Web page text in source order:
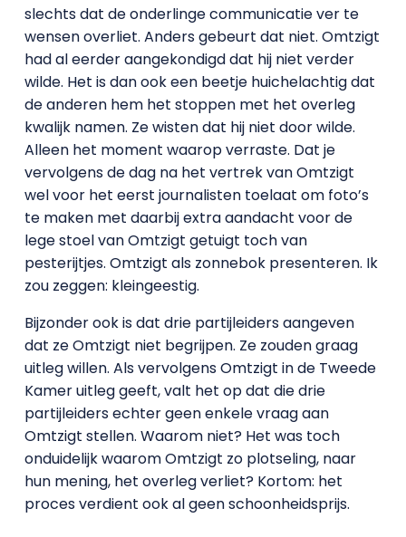
slechts dat de onderlinge communicatie ver te
wensen overliet. Anders gebeurt dat niet. Omtzigt
had al eerder aangekondigd dat hij niet verder
wilde. Het is dan ook een beetje huichelachtig dat
de anderen hem het stoppen met het overleg
kwalijk namen. Ze wisten dat hij niet door wilde.
Alleen het moment waarop verraste. Dat je
vervolgens de dag na het vertrek van Omtzigt
wel voor het eerst journalisten toelaat om foto’s
te maken met daarbij extra aandacht voor de
lege stoel van Omtzigt getuigt toch van
pesterijtjes. Omtzigt als zonnebok presenteren. Ik
zou zeggen: kleingeestig.
Bijzonder ook is dat drie partijleiders aangeven
dat ze Omtzigt niet begrijpen. Ze zouden graag
uitleg willen. Als vervolgens Omtzigt in de Tweede
Kamer uitleg geeft, valt het op dat die drie
partijleiders echter geen enkele vraag aan
Omtzigt stellen. Waarom niet? Het was toch
onduidelijk waarom Omtzigt zo plotseling, naar
hun mening, het overleg verliet? Kortom: het
proces verdient ook al geen schoonheidsprijs.